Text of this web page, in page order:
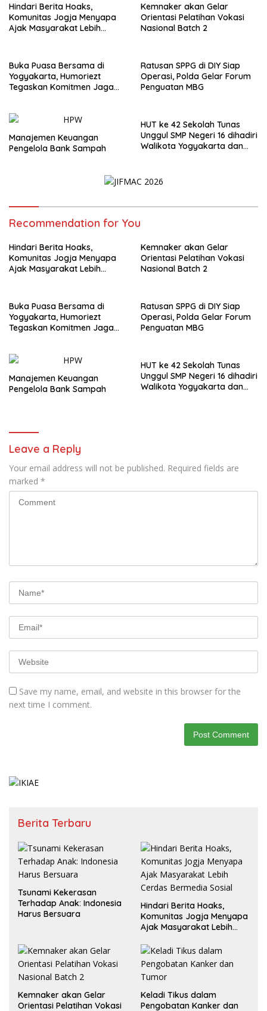
Hindari Berita Hoaks,
Komunitas Jogja Menyapa
Ajak Masyarakat Lebih
Kemnaker akan Gelar
Orientasi Pelatihan Vokasi
Nasional Batch 2
Buka Puasa Bersama di
Yogyakarta, Humoriezt
Tegaskan Komitmen Jaga
Ratusan SPPG di DIY Siap
Operasi, Polda Gelar Forum
Penguatan MBG
Manajemen Keuangan
Pengelola Bank Sampah
HUT ke 42 Sekolah Tunas
Unggul SMP Negeri 16 dihadiri
Walikota Yogyakarta dan
Recommendation for You
Hindari Berita Hoaks,
Komunitas Jogja Menyapa
Ajak Masyarakat Lebih
Kemnaker akan Gelar
Orientasi Pelatihan Vokasi
Nasional Batch 2
Buka Puasa Bersama di
Yogyakarta, Humoriezt
Tegaskan Komitmen Jaga
Ratusan SPPG di DIY Siap
Operasi, Polda Gelar Forum
Penguatan MBG
Manajemen Keuangan
Pengelola Bank Sampah
HUT ke 42 Sekolah Tunas
Unggul SMP Negeri 16 dihadiri
Walikota Yogyakarta dan
Leave a Reply
Your email address will not be published. Required fields are
marked *
Save my name, email, and website in this browser for the
next time I comment.
Berita Terbaru
Tsunami Kekerasan
Terhadap Anak: Indonesia
Harus Bersuara
Hindari Berita Hoaks,
Komunitas Jogja Menyapa
Ajak Masyarakat Lebih
Kemnaker akan Gelar
Orientasi Pelatihan Vokasi
Keladi Tikus dalam
Pengobatan Kanker dan